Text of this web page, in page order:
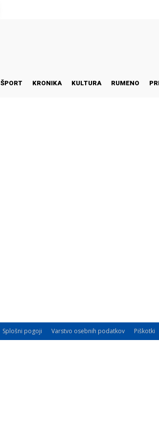
ŠPORT KRONIKA KULTURA RUMENO
Splošni pogoji Varstvo osebnih podatkov Piškotki